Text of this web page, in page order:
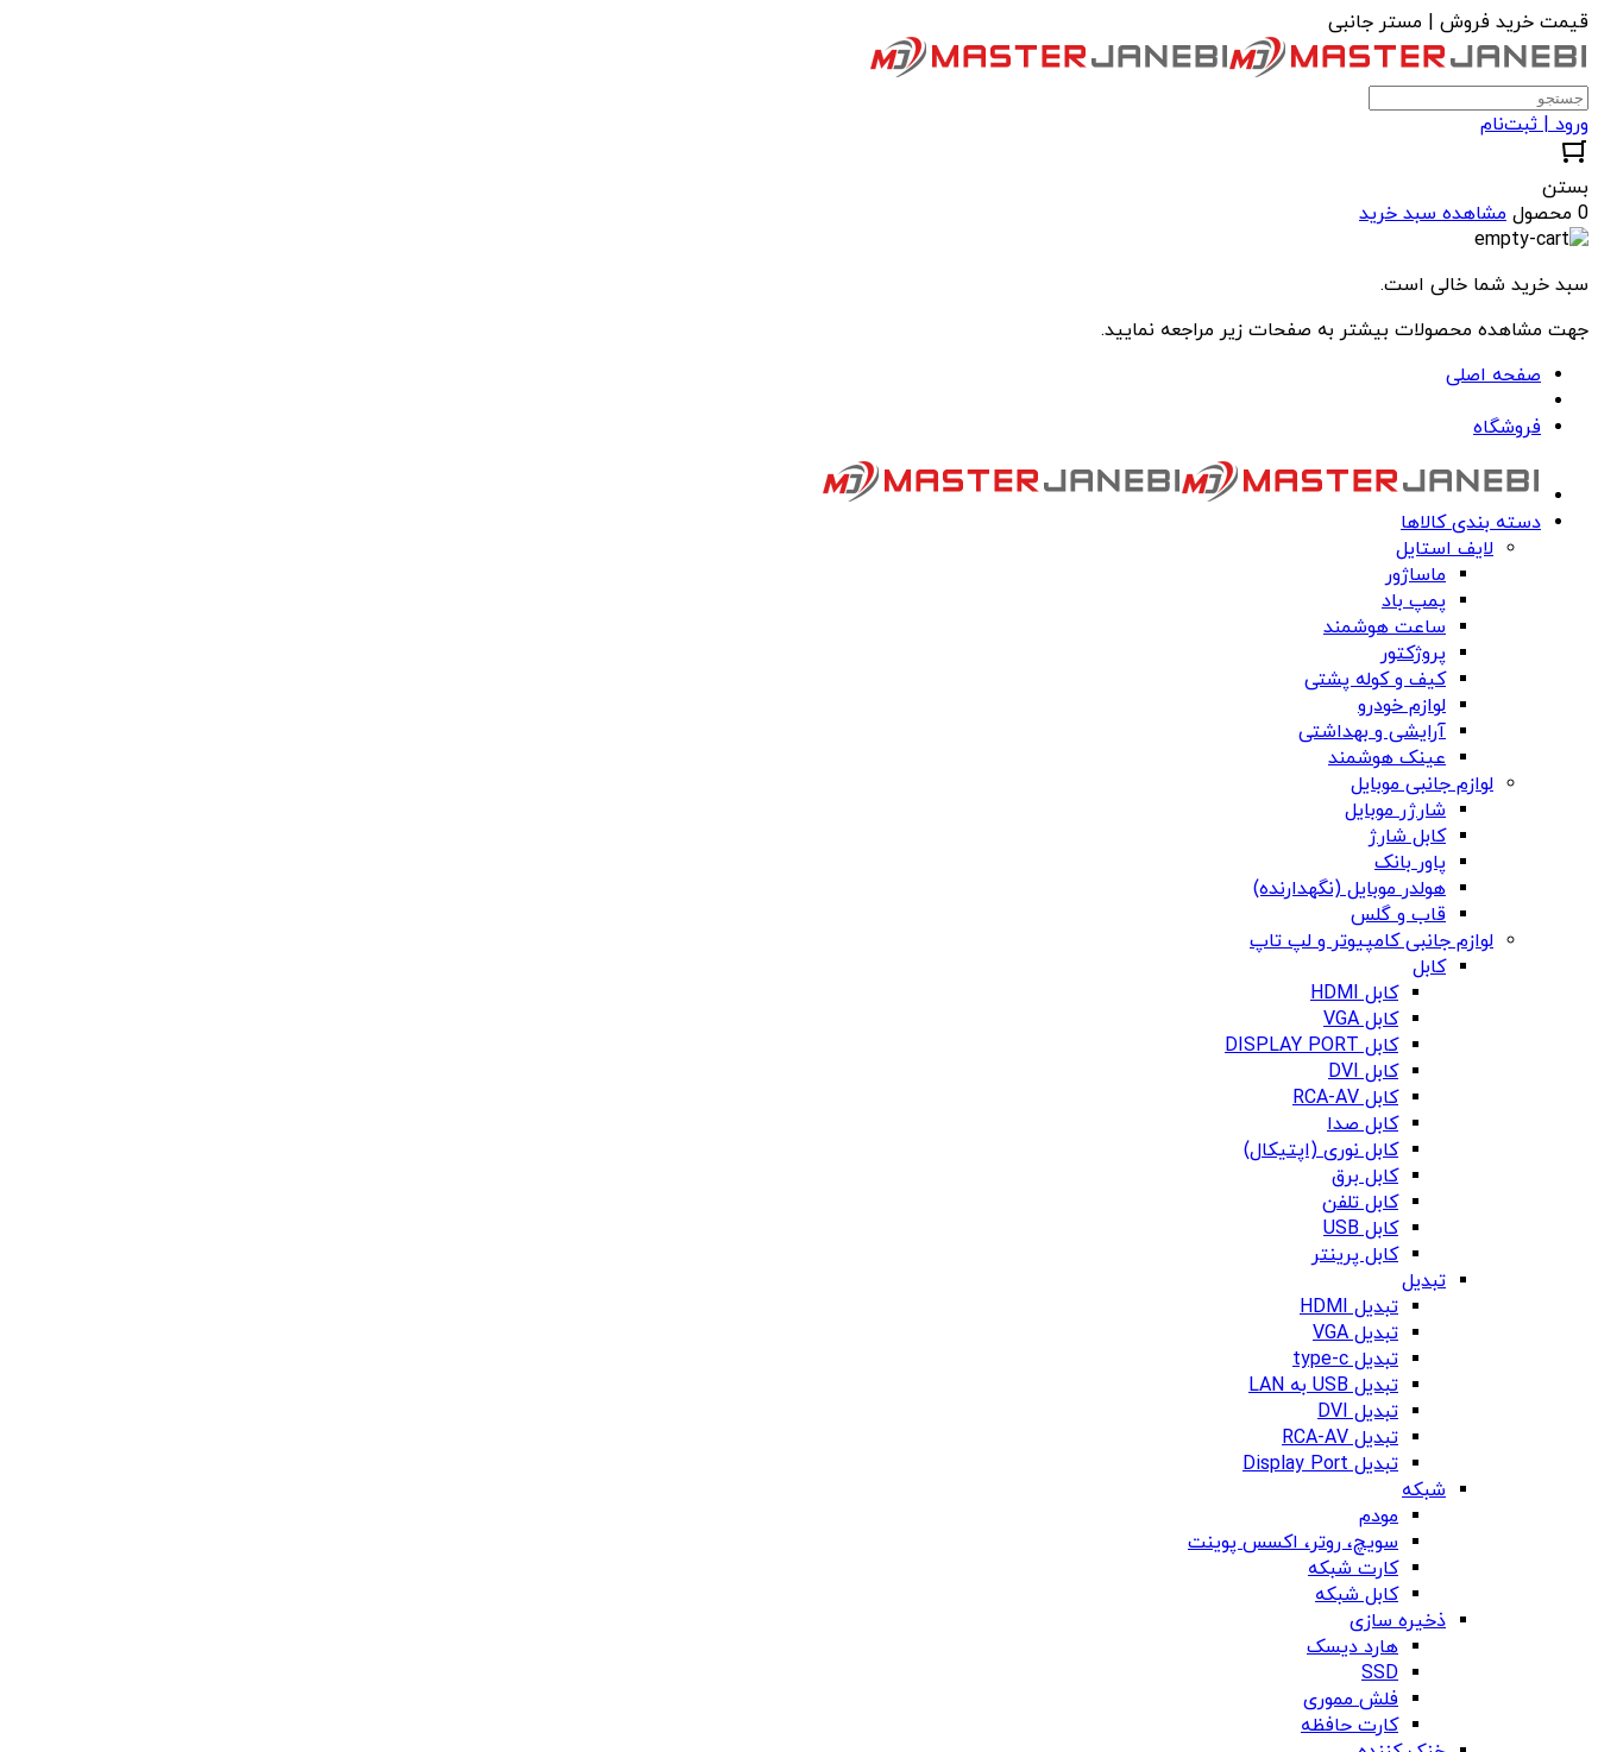
قیمت خرید فروش | مستر جانبی
ورود | ثبت‌نام
بستن
0 محصول
مشاهده سبد خرید
سبد خرید شما خالی است.
جهت مشاهده محصولات بیشتر به صفحات زیر مراجعه نمایید.
صفحه اصلی
فروشگاه
دسته بندی کالاها
لایف استایل
ماساژور
پمپ باد
ساعت هوشمند
پروژکتور
کیف و کوله پشتی
لوازم خودرو
آرایشی و بهداشتی
عینک هوشمند
لوازم جانبی موبایل
شارژر موبایل
کابل شارژ
پاور بانک
هولدر موبایل (نگهدارنده)
قاب و گلس
لوازم جانبی کامپیوتر و لپ تاپ
کابل
کابل HDMI
کابل VGA
کابل DISPLAY PORT
کابل DVI
کابل RCA-AV
کابل صدا
کابل نوری (اپتیکال)
کابل برق
کابل تلفن
کابل USB
کابل پرینتر
تبدیل
تبدیل HDMI
تبدیل VGA
تبدیل type-c
تبدیل USB به LAN
تبدیل DVI
تبدیل RCA-AV
تبدیل Display Port
شبکه
مودم
سویچ، روتر، اکسس پوینت
کارت شبکه
کابل شبکه
ذخیره سازی
هارد دیسک
SSD
فلش مموری
کارت حافظه